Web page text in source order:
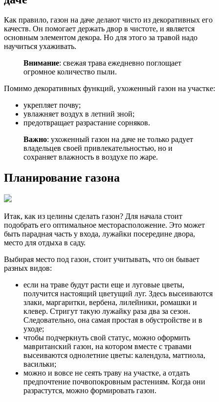
Как правило, газон на даче делают чисто из декоративных его
качеств. Он помогает держать двор в чистоте, и является
основным элементом декора. Но для этого за травой надо
научиться ухаживать.
Внимание: свежая трава ежедневно поглощает
огромное количество пыли.
Помимо декоративных функций, ухоженный газон на участке:
укрепляет почву;
увлажняет воздух в летний зной;
предотвращает разрастание сорняков.
Важно: ухоженный газон на даче не только радует
владельцев своей привлекательностью, но и
сохраняет влажность в воздухе по жаре.
Планирование газона
Итак, как из целины сделать газон? Для начала стоит
подобрать его оптимальное месторасположение. Это может
быть парадная часть у входа, лужайки посередине двора,
место для отдыха в саду.
Выбирая место под газон, стоит учитывать, что он бывает
разных видов:
если на траве будут расти еще и луговые цветы,
получится настоящий цветущий луг. Здесь высеиваются
злаки, маргаритки, вербена, лилейники, ромашки и
клевер. Стригут такую лужайку раза два за сезон.
Следовательно, она самая простая в обустройстве и в
уходе;
чтобы подчеркнуть свой статус, можно оформить
мавританский газон, на котором вместе с травами
высеиваются однолетние цветы: календула, маттиола,
васильки;
можно и вовсе не сеять траву на участке, а отдать
предпочтение почвопокровным растениям. Когда они
разрастутся, можно формировать газон.